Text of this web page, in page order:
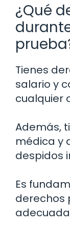
¿Qué
Tienes
salario y
cualquier
Además,
médica y
despidos
Es
derechos